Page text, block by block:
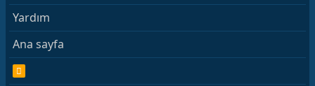
Yardım
Ana sayfa
S